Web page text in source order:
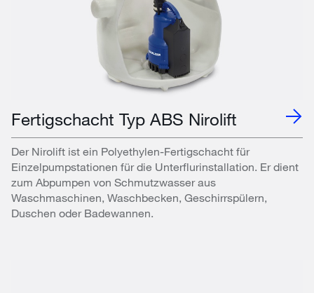
Fertigschacht Typ ABS Nirolift
Der Nirolift ist ein Polyethylen-Fertigschacht für
Einzelpumpstationen für die Unterflurinstallation. Er dient
zum Abpumpen von Schmutzwasser aus
Waschmaschinen, Waschbecken, Geschirrspülern,
Duschen oder Badewannen.